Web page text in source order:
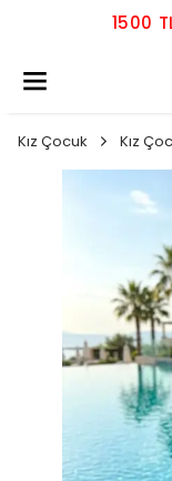
1500
Kız Çocuk Kız